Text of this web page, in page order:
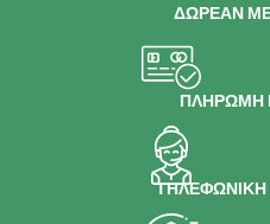
ΔΩΡΕΑΝ
ΠΛΗΡΩΜΗ